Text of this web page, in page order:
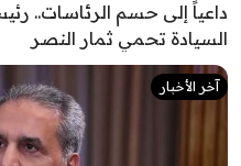
داعياً إلى حسم الرئاسات..
السيادة تحمي ثمار النصر
آخر الأخبار